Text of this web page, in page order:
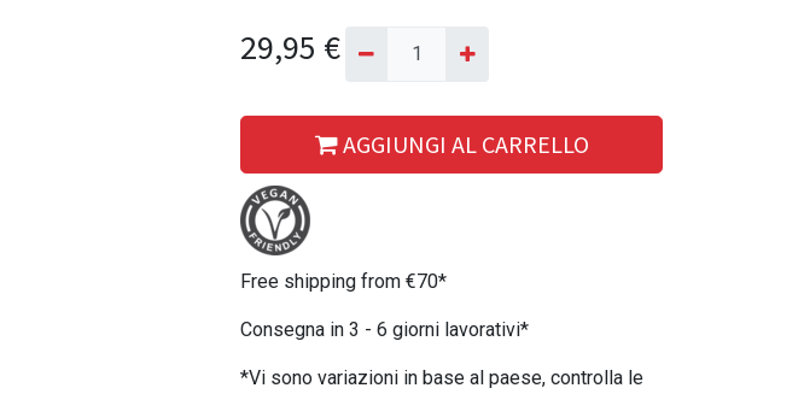
29,95 €
AGGIUNGI AL CARRELLO
Free shipping from €70*
Consegna in 3 - 6 giorni lavorativi*
*Vi sono variazioni in base al paese, controlla le